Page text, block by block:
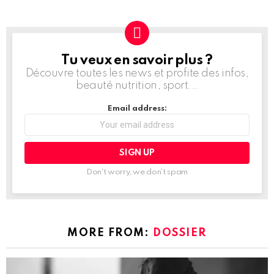
NEWSLETTERTu veux en savoir plus ?
Découvre toutes les news et profite des infos,
beauté nutrition, sport...
Email address:
Don't worry, we don't spam
MORE FROM: DOSSIER